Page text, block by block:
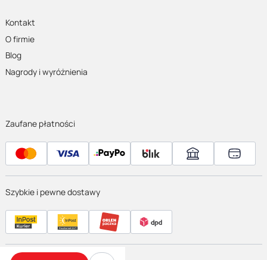
Kontakt
O firmie
Blog
Nagrody i wyróżnienia
Zaufane płatności
Szybkie i pewne dostawy